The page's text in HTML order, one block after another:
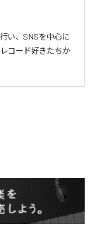
い、SNSを中心に
コード好きたちか